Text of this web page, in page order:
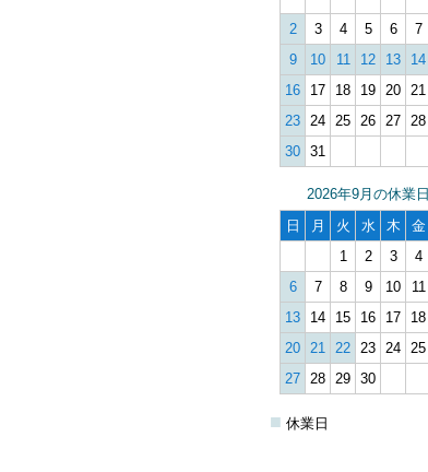
2
3 4 5 6 7
9
10 11 12 13 14
16
17 18 19 20 21
23 24 25 26 27 28
30 31
2026年9月の休業日
日
月 火 水 木 金
1
2 3 4
6
7 8 9 10 11
13
14 15 16 17 18
20 21 22 23 24 25
27 28 29 30
■ 休業日